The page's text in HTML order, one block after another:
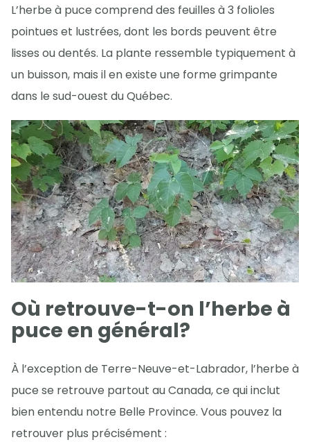
L’herbe à puce comprend des feuilles à 3 folioles
pointues et lustrées, dont les bords peuvent être
lisses ou dentés. La plante ressemble typiquement à
un buisson, mais il en existe une forme grimpante
dans le sud-ouest du Québec.
Où retrouve-t-on l’herbe à
puce en général?
À l’exception de Terre-Neuve-et-Labrador, l’herbe à
puce se retrouve partout au Canada, ce qui inclut
bien entendu notre Belle Province. Vous pouvez la
retrouver plus précisément :